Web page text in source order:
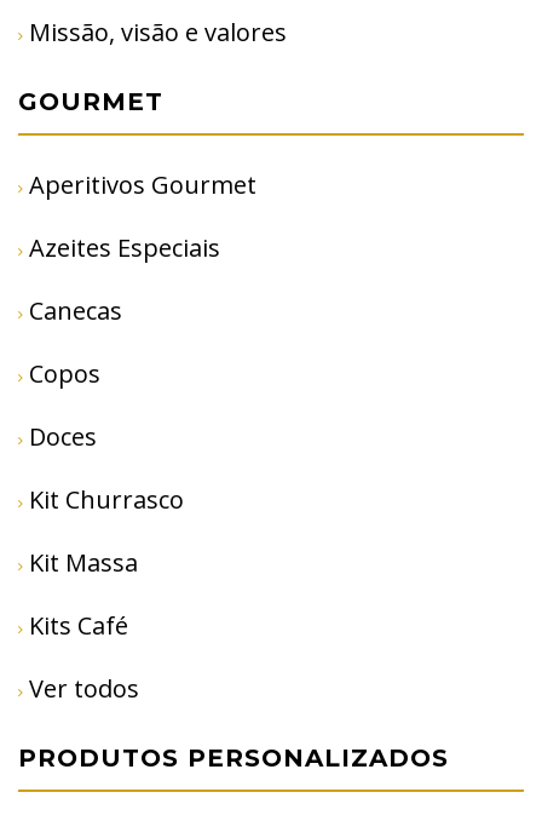
Missão, visão e valores
GOURMET
Aperitivos Gourmet
Azeites Especiais
Canecas
Copos
Doces
Kit Churrasco
Kit Massa
Kits Café
Ver todos
PRODUTOS PERSONALIZADOS